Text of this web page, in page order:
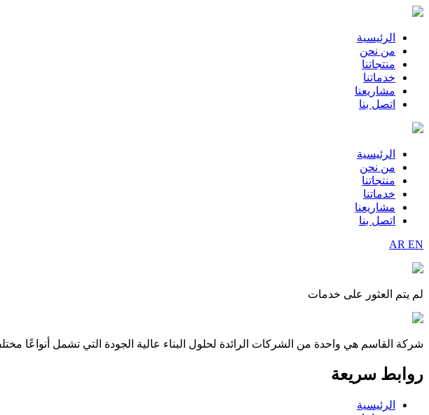
الرئيسية
من نحن
منتجاتنا
خدماتنا
مشاريعنا
اتصل بنا
الرئيسية
من نحن
منتجاتنا
خدماتنا
مشاريعنا
اتصل بنا
AR EN
لم يتم العثور على خدمات
شركة القاسم هي واحدة من الشركات الرائدة لحلول البناء عالية الجودة التي تشمل أنواعًا
روابط سريعة
الرئيسية